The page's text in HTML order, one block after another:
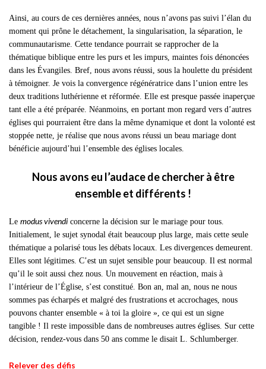
Ainsi, au cours de ces dernières années, nous n’avons pas suivi l’élan du
moment qui prône le détachement, la singularisation, la séparation, le
communautarisme. Cette tendance pourrait se rapprocher de la
thématique biblique entre les purs et les impurs, maintes fois dénoncées
dans les Évangiles. Bref, nous avons réussi, sous la houlette du président
à témoigner. Je vois la convergence régénératrice dans l’union entre les
deux traditions luthérienne et réformée. Elle est presque passée inaperçue
tant elle a été préparée. Néanmoins, en portant mon regard vers d’autres
églises qui pourraient être dans la même dynamique et dont la volonté est
stoppée nette, je réalise que nous avons réussi un beau mariage dont
bénéficie aujourd’hui l’ensemble des églises locales.
Nous avons eu l’audace de chercher à être
ensemble et différents !
Le modus vivendi concerne la décision sur le mariage pour tous.
Initialement, le sujet synodal était beaucoup plus large, mais cette seule
thématique a polarisé tous les débats locaux. Les divergences demeurent.
Elles sont légitimes. C’est un sujet sensible pour beaucoup. Il est normal
qu’il le soit aussi chez nous. Un mouvement en réaction, mais à
l’intérieur de l’Église, s’est constitué. Bon an, mal an, nous ne nous
sommes pas écharpés et malgré des frustrations et accrochages, nous
pouvons chanter ensemble « à toi la gloire », ce qui est un signe
tangible ! Il reste impossible dans de nombreuses autres églises. Sur cette
décision, rendez-vous dans 50 ans comme le disait L. Schlumberger.
Relever des défis